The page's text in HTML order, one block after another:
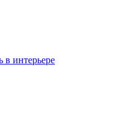
в интерьере